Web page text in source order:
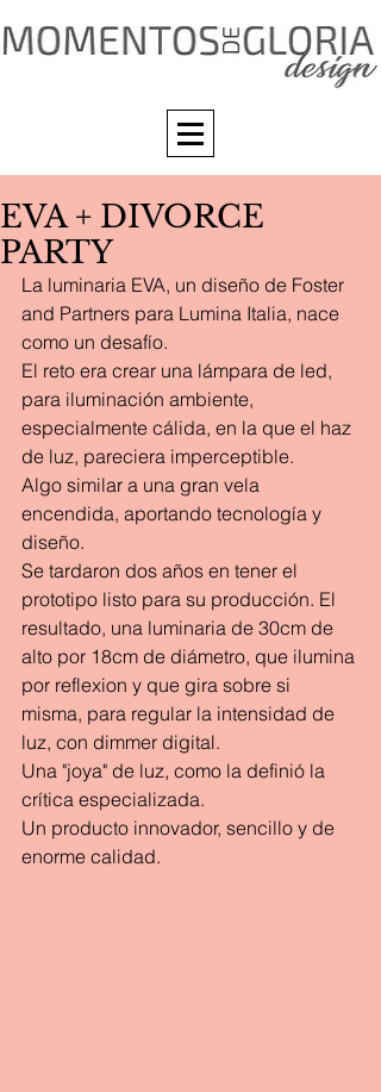
EVA + DIVORCE
PARTY
La luminaria EVA, un diseño de Foster
and Partners para Lumina Italia, nace
como un desafío.
El reto era crear una lámpara de led,
para iluminación ambiente,
especialmente cálida, en la que el haz
de luz, pareciera imperceptible.
Algo similar a una gran vela
encendida, aportando tecnología y
diseño.
Se tardaron dos años en tener el
prototipo listo para su producción. El
resultado, una luminaria de 30cm de
alto por 18cm de diámetro, que ilumina
por reflexion y que gira sobre si
misma, para regular la intensidad de
luz, con dimmer digital.
Una "joya" de luz, como la definió la
crítica especializada.
Un producto innovador, sencillo y de
enorme calidad.